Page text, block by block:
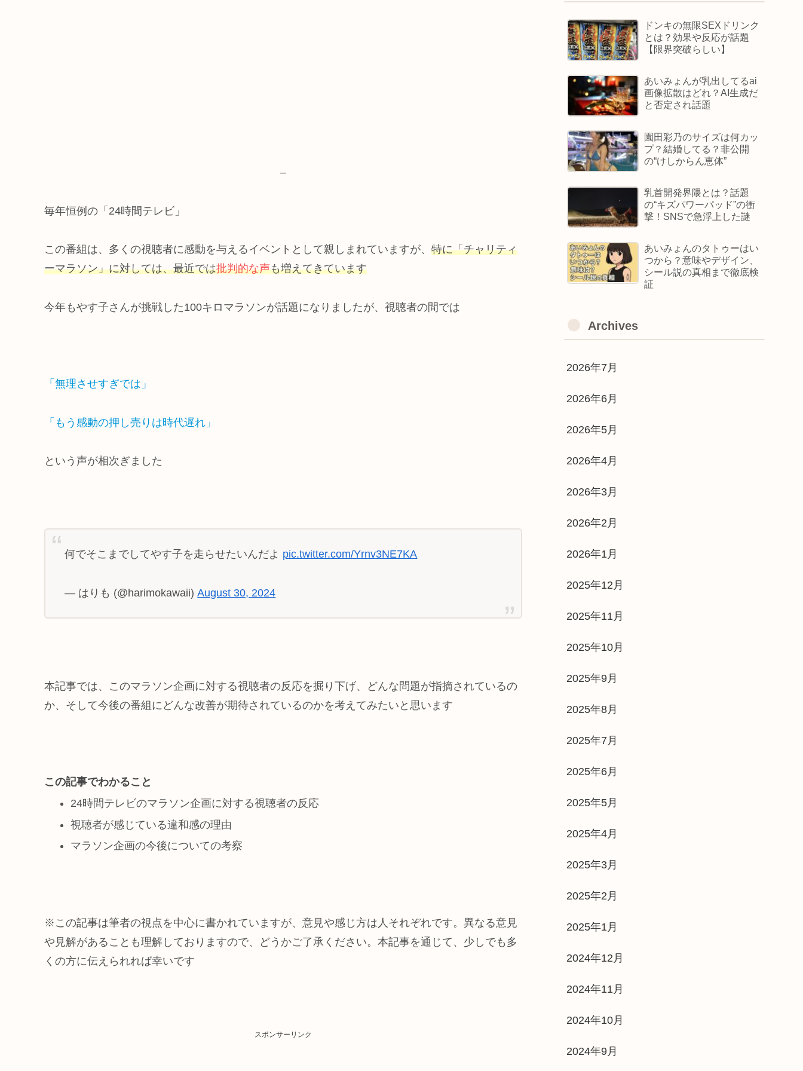
–
毎年恒例の「24時間テレビ」
この番組は、多くの視聴者に感動を与えるイベントとして親しまれていますが、 特に「チャリティ
ーマラソン」に対しては、最近では批判的な声も増えてきています
今年もやす子さんが挑戦した100キロマラソンが話題になりましたが、視聴者の間では
「無理させすぎでは」
「もう感動の押し売りは時代遅れ」
という声が相次ぎました
何でそこまでしてやす子を走らせたいんだよ pic.twitter.com/Yrnv3NE7KA
— はりも (@harimokawaii)August 30, 2024
本記事では、このマラソン企画に対する視聴者の反応を掘り下げ、どんな問題が指摘されているの
か、そして今後の番組にどんな改善が期待されているのかを考えてみたいと思います
この記事でわかること
24時間テレビのマラソン企画に対する視聴者の反応
視聴者が感じている違和感の理由
マラソン企画の今後についての考察
※この記事は筆者の視点を中心に書かれていますが、意見や感じ方は人それぞれです。異なる意見
や見解があることも理解しておりますので、どうかご了承ください。本記事を通じて、少しでも多
くの方に伝えられれば幸いです
スポンサーリンク
ドンキの無限SEXドリンク
とは？効果や反応が話題
【限界突破らしい】
あいみょんが乳出してるai
画像拡散はどれ？AI生成だ
と否定され話題
園田彩乃のサイズは何カッ
プ？結婚してる？非公開
の“けしからん恵体”
乳首開発界隈とは？話題
の“キズパワーパッド”の衝
撃！SNSで急浮上した謎
あいみょんのタトゥーはい
つから？意味やデザイン、
シール説の真相まで徹底検
証
Archives
2026年7月
2026年6月
2026年5月
2026年4月
2026年3月
2026年2月
2026年1月
2025年12月
2025年11月
2025年10月
2025年9月
2025年8月
2025年7月
2025年6月
2025年5月
2025年4月
2025年3月
2025年2月
2025年1月
2024年12月
2024年11月
2024年10月
2024年9月